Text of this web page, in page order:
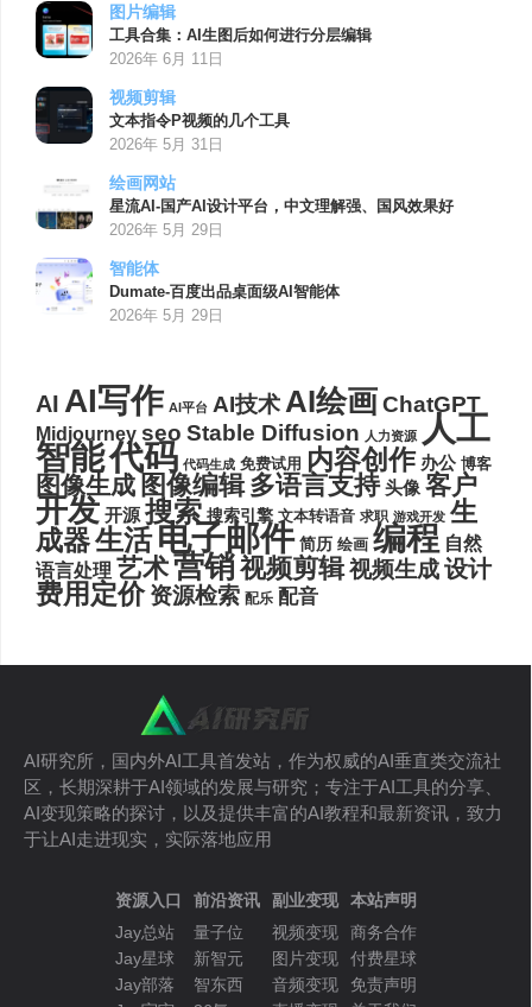
图片编辑
工具合集：AI生图后如何进行分层编辑
2026年 6月 11日
视频剪辑
文本指令P视频的几个工具
2026年 5月 31日
绘画网站
星流AI-国产AI设计平台，中文理解强、国风效果好
2026年 5月 29日
智能体
Dumate-百度出品桌面级AI智能体
2026年 5月 29日
AI AI写作 AI平台 AI技术AI绘画ChatGPT
Midjourney seo Stable Diffusion 人力资源 人工
智能代码 代码生成 免费试用 内容创作 办公 博客
图像生成 图像编辑 多语言支持 头像 客户
开发 开源 搜索 搜索引擎 文本转语音 求职 游戏开发 生
成器生活电子邮件 简历 绘画 编程 自然
语言处理 艺术营销视频剪辑视频生成设计
费用定价 资源检索 配乐 配音
AI研究所，国内外AI工具首发站，作为权威的AI垂直类交流社
区，长期深耕于AI领域的发展与研究；专注于AI工具的分享、
AI变现策略的探讨，以及提供丰富的AI教程和最新资讯，致力
于让AI走进现实，实际落地应用
资源入口
Jay总站
Jay星球
Jay部落
前沿资讯
量子位
新智元
智东西
副业变现
视频变现
图片变现
音频变现
本站声明
商务合作
付费星球
免责声明